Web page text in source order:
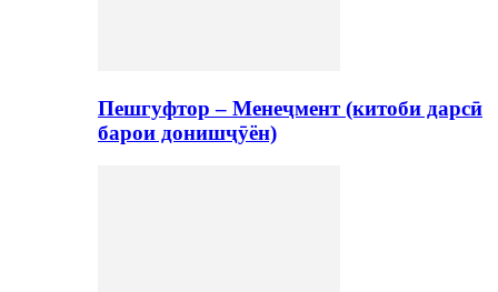
Пешгуфтор – Менеҷмент (китоби дарсӣ
барои донишҷӯён)